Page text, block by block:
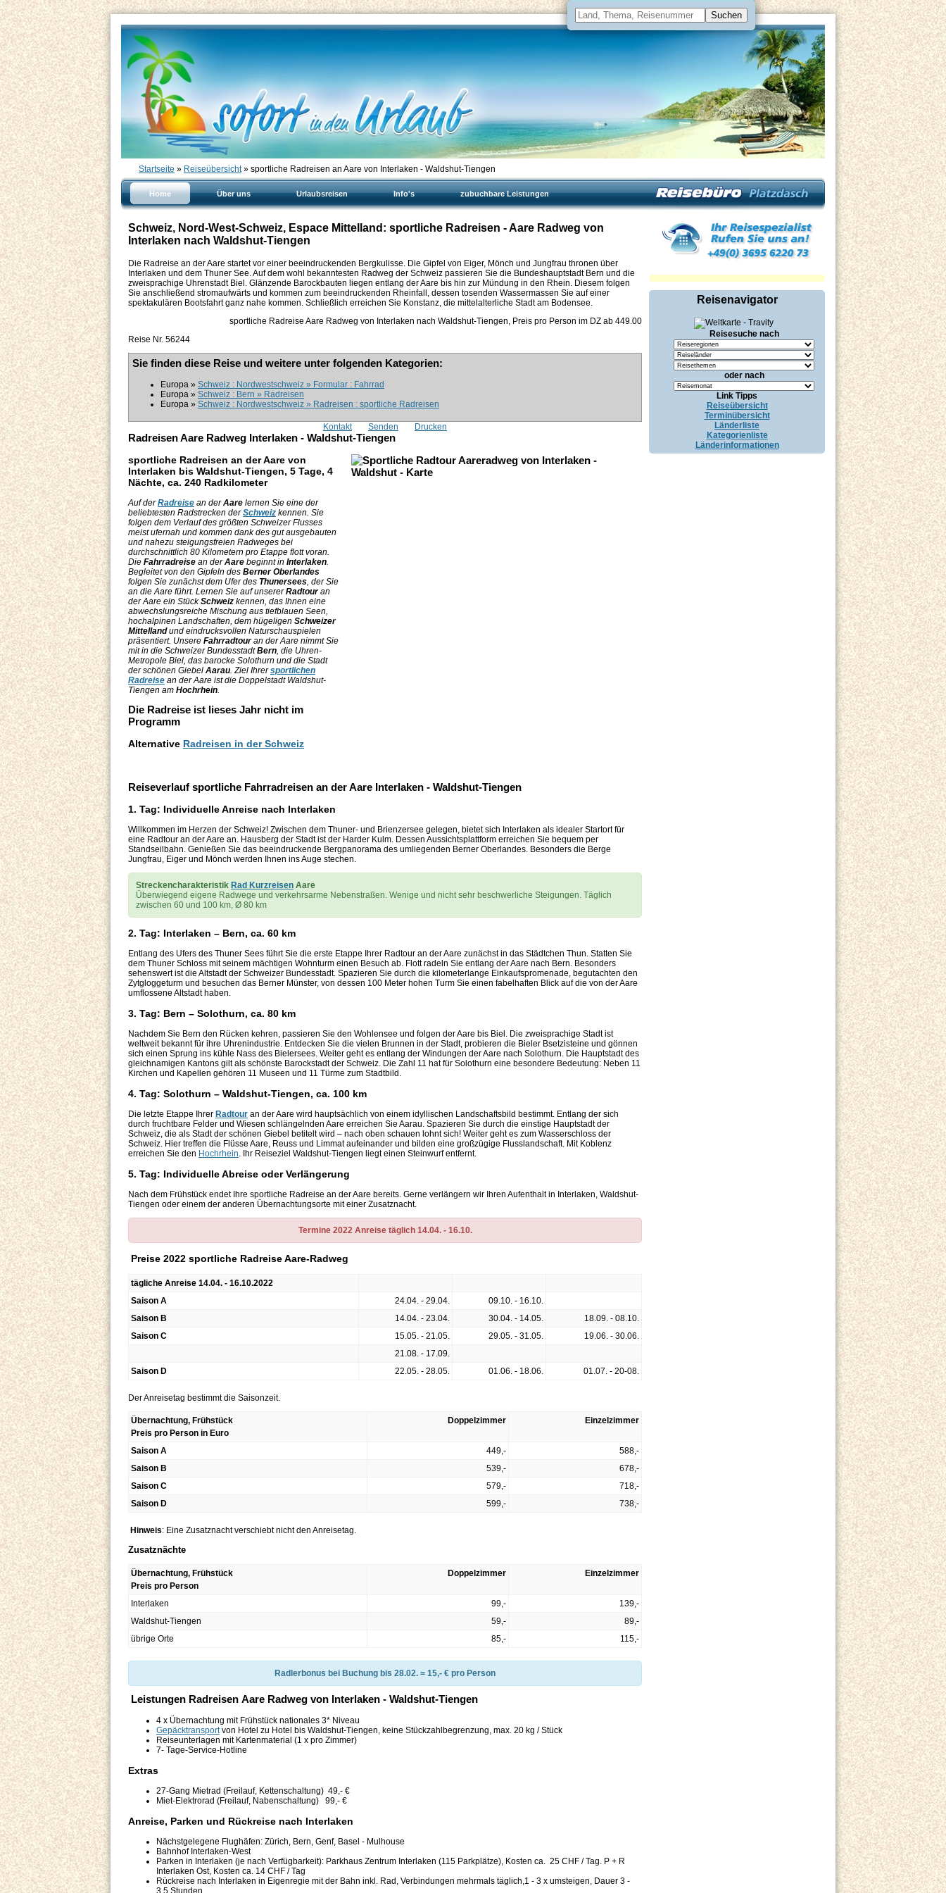
Startseite » Reiseübersicht» sportliche Radreisen an Aare von Interlaken - Waldshut-Tiengen
Home Über uns Urlaubsreisen Info's zubuchbare Leistungen
Schweiz, Nord-West-Schweiz, Espace Mittelland: sportliche Radreisen - Aare Radweg von
Interlaken nach Waldshut-Tiengen
Die Radreise an der Aare startet vor einer beeindruckenden Bergkulisse. Die Gipfel von Eiger, Mönch und Jungfrau thronen über
Interlaken und dem Thuner See. Auf dem wohl bekanntesten Radweg der Schweiz passieren Sie die Bundeshauptstadt Bern und die
zweisprachige Uhrenstadt Biel. Glänzende Barockbauten liegen entlang der Aare bis hin zur Mündung in den Rhein. Diesem folgen
Sie anschließend stromaufwärts und kommen zum beeindruckenden Rheinfall, dessen tosenden Wassermassen Sie auf einer
spektakulären Bootsfahrt ganz nahe kommen. Schließlich erreichen Sie Konstanz, die mittelalterliche Stadt am Bodensee.
sportliche Radreise Aare Radweg von Interlaken nach Waldshut-Tiengen, Preis pro Person im DZ ab 449.00
Reise Nr. 56244
Sie finden diese Reise und weitere unter folgenden Kategorien:
Europa » Schweiz : Nordwestschweiz » Formular : Fahrrad
Europa » Schweiz : Bern » Radreisen
Europa » Schweiz : Nordwestschweiz » Radreisen : sportliche Radreisen
Kontakt Senden Drucken
Radreisen Aare Radweg Interlaken - Waldshut-Tiengen
sportliche Radreisen an der Aare von
Interlaken bis Waldshut-Tiengen, 5 Tage, 4
Nächte, ca. 240 Radkilometer
Auf derRadreise an derAare lernen Sie eine der
beliebtesten Radstrecken derSchweiz kennen. Sie
folgen dem Verlauf des größten Schweizer Flusses
meist ufernah und kommen dank des gut ausgebauten
und nahezu steigungsfreien Radweges bei
durchschnittlich 80 Kilometern pro Etappe flott voran.
Die Fahrradreise an derAare beginnt in Interlaken.
Begleitet von den Gipfeln des Berner Oberlandes
folgen Sie zunächst dem Ufer des Thunersees, der Sie
an die Aare führt. Lernen Sie auf unsererRadtouran
der Aare ein StückSchweiz kennen, das Ihnen eine
abwechslungsreiche Mischung aus tiefblauen Seen,
hochalpinen Landschaften, dem hügeligen Schweizer
Mittellandund eindrucksvollen Naturschauspielen
präsentiert. Unsere Fahrradtouran der Aare nimmt Sie
mit in die Schweizer BundesstadtBern, die Uhren-
Metropole Biel, das barocke Solothurn und die Stadt
der schönen Giebel Aarau. Ziel Ihrersportlichen
Radreise an der Aare ist die Doppelstadt Waldshut-
Tiengen am Hochrhein.
Die Radreise ist lieses Jahr nicht im
Programm
Alternative Radreisen in der Schweiz
Reiseverlauf sportliche Fahrradreisen an der Aare Interlaken - Waldshut-Tiengen
1. Tag: Individuelle Anreise nach Interlaken
Willkommen im Herzen der Schweiz! Zwischen dem Thuner- und Brienzersee gelegen, bietet sich Interlaken als idealer Startort für
eine Radtour an der Aare an. Hausberg der Stadt ist der Harder Kulm. Dessen Aussichtsplattform erreichen Sie bequem per
Standseilbahn. Genießen Sie das beeindruckende Bergpanorama des umliegenden Berner Oberlandes. Besonders die Berge
Jungfrau, Eiger und Mönch werden Ihnen ins Auge stechen.
Streckencharakteristik Rad Kurzreisen Aare
Überwiegend eigene Radwege und verkehrsarme Nebenstraßen. Wenige und nicht sehr beschwerliche Steigungen. Täglich
zwischen 60 und 100 km, Ø 80 km
2. Tag: Interlaken – Bern, ca. 60 km
Entlang des Ufers des Thuner Sees führt Sie die erste Etappe Ihrer Radtour an der Aare zunächst in das Städtchen Thun. Statten Sie
dem Thuner Schloss mit seinem mächtigen Wohnturm einen Besuch ab. Flott radeln Sie entlang der Aare nach Bern. Besonders
sehenswert ist die Altstadt der Schweizer Bundesstadt. Spazieren Sie durch die kilometerlange Einkaufspromenade, begutachten den
Zytgloggeturm und besuchen das Berner Münster, von dessen 100 Meter hohen Turm Sie einen fabelhaften Blick auf die von der Aare
umflossene Altstadt haben.
3. Tag: Bern – Solothurn, ca. 80 km
Nachdem Sie Bern den Rücken kehren, passieren Sie den Wohlensee und folgen der Aare bis Biel. Die zweisprachige Stadt ist
weltweit bekannt für ihre Uhrenindustrie. Entdecken Sie die vielen Brunnen in der Stadt, probieren die Bieler Bsetzisteine und gönnen
sich einen Sprung ins kühle Nass des Bielersees. Weiter geht es entlang der Windungen der Aare nach Solothurn. Die Hauptstadt des
gleichnamigen Kantons gilt als schönste Barockstadt der Schweiz. Die Zahl 11 hat für Solothurn eine besondere Bedeutung: Neben 11
Kirchen und Kapellen gehören 11 Museen und 11 Türme zum Stadtbild.
4. Tag: Solothurn – Waldshut-Tiengen, ca. 100 km
Die letzte Etappe Ihrer Radtour an der Aare wird hauptsächlich von einem idyllischen Landschaftsbild bestimmt. Entlang der sich
durch fruchtbare Felder und Wiesen schlängelnden Aare erreichen Sie Aarau. Spazieren Sie durch die einstige Hauptstadt der
Schweiz, die als Stadt der schönen Giebel betitelt wird – nach oben schauen lohnt sich! Weiter geht es zum Wasserschloss der
Schweiz. Hier treffen die Flüsse Aare, Reuss und Limmat aufeinander und bilden eine großzügige Flusslandschaft. Mit Koblenz
erreichen Sie den Hochrhein. Ihr Reiseziel Waldshut-Tiengen liegt einen Steinwurf entfernt.
5. Tag: Individuelle Abreise oder Verlängerung
Nach dem Frühstück endet Ihre sportliche Radreise an der Aare bereits. Gerne verlängern wir Ihren Aufenthalt in Interlaken, Waldshut-
Tiengen oder einem der anderen Übernachtungsorte mit einer Zusatznacht.
Termine 2022 Anreise täglich 14.04. - 16.10.
Preise 2022 sportliche Radreise Aare-Radweg
tägliche Anreise 14.04. - 16.10.2022
Saison A
24.04. - 29.04.
09.10. - 16.10.
Saison B
14.04. - 23.04. 30.04. - 14.05.
18.09. - 08.10.
Saison C
15.05. - 21.05. 29.05. - 31.05.
19.06. - 30.06.
21.08. - 17.09.
Saison D
22.05. - 28.05. 01.06. - 18.06. 01.07. - 20-08.
Der Anreisetag bestimmt die Saisonzeit.
Übernachtung, Frühstück
Preis pro Person in Euro
Doppelzimmer Einzelzimmer
Saison A 449,-
588,-
Saison B
539,-
678,-
Saison C
579,-
718,-
Saison D
599,- 738,-
Hinweis: Eine Zusatznacht verschiebt nicht den Anreisetag.
Zusatznächte
Übernachtung, Frühstück
Preis pro Person
Doppelzimmer Einzelzimmer
Interlaken 99,-
139,-
Waldshut-Tiengen
59,-
89,-
übrige Orte
85,- 115,-
Radlerbonus bei Buchung bis 28.02. = 15,- € pro Person
Leistungen Radreisen Aare Radweg von Interlaken - Waldshut-Tiengen
4 x Übernachtung mit Frühstück nationales 3* Niveau
Gepäcktransportvon Hotel zu Hotel bis Waldshut-Tiengen, keine Stückzahlbegrenzung, max. 20 kg / Stück
Reiseunterlagen mit Kartenmaterial (1 x pro Zimmer)
7- Tage-Service-Hotline
Extras
27-Gang Mietrad (Freilauf, Kettenschaltung) 49,- €
Miet-Elektrorad (Freilauf, Nabenschaltung) 99,- €
Anreise, Parken und Rückreise nach Interlaken
Nächstgelegene Flughäfen: Zürich, Bern, Genf, Basel - Mulhouse
Bahnhof Interlaken-West
Parken in Interlaken (je nach Verfügbarkeit): Parkhaus Zentrum Interlaken (115 Parkplätze), Kosten ca. 25 CHF / Tag. P + R
Interlaken Ost, Kosten ca. 14 CHF / Tag
Rückreise nach Interlaken in Eigenregie mit der Bahn inkl. Rad, Verbindungen mehrmals täglich,1 - 3 x umsteigen, Dauer 3 -
3,5 Stunden.
Reisenavigator
Reisesuche nach
oder nach
Link Tipps
Reiseübersicht
Terminübersicht
Länderliste
Kategorienliste
Länderinformationen